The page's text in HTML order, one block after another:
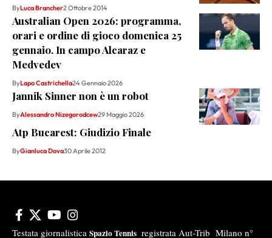
ByLuca Brancher2 Ottobre 2014
Australian Open 2026: programma,
orari e ordine di gioco domenica 25
gennaio. In campo Alcaraz e
Medvedev
ByLapo Castrichella24 Gennaio 2026
Jannik Sinner non è un robot
ByAlessandro Nizegorodcew29 Maggio 2026
Atp Bucarest: Giudizio Finale
ByGianluca Dova30 Aprile 2012
Testata giornalistica Spazio Tennis registrata Aut-Trib Milano n°